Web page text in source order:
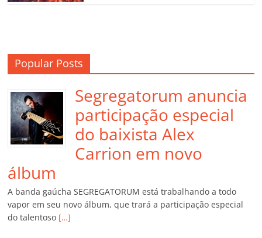
Popular Posts
Segregatorum anuncia
participação especial
do baixista Alex
Carrion em novo
álbum
A banda gaúcha SEGREGATORUM está trabalhando a todo
vapor em seu novo álbum, que trará a participação especial
do talentoso […]